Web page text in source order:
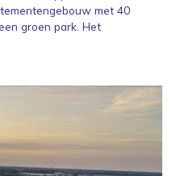
met 40
groen park. Het